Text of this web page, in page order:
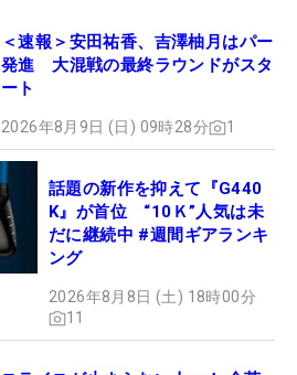
＜速報＞安田祐香、吉澤柚月はパー
発進 大混戦の最終ラウンドがスタ
ート
2026年8月9日 (日) 09時28分 1
話題の新作を抑えて『G440
K』が首位 “10Ｋ”人気は未
だに継続中 #週間ギアランキ
ング
2026年8月8日 (土) 18時00分
11